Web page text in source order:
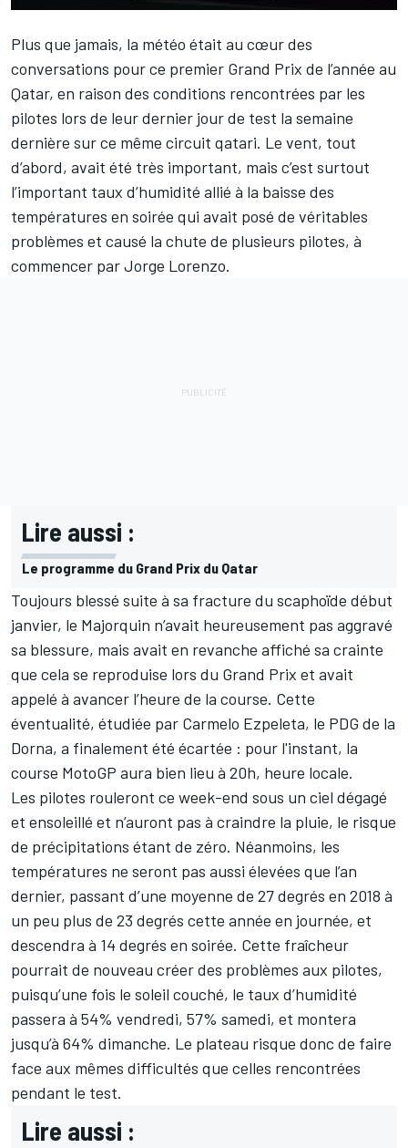
Plus que jamais, la météo était au cœur des
conversations pour ce premier Grand Prix de l’année au
Qatar, en raison des conditions rencontrées par les
pilotes lors de leur dernier jour de test la semaine
dernière sur ce même circuit qatari. Le vent, tout
d’abord, avait été très important, mais c’est surtout
l’important taux d’humidité allié à la baisse des
températures en soirée qui avait posé de véritables
problèmes et causé la chute de plusieurs pilotes, à
commencer parJorge Lorenzo.
Lire aussi :
Le programme du Grand Prix du Qatar
Toujours blessé suite à sa fracture du scaphoïde début
janvier, le Majorquin n’avait heureusement pas aggravé
sa blessure, mais avait en revanche affiché sa crainte
que cela se reproduise lors du Grand Prix et avait
appelé à avancer l’heure de la course. Cette
éventualité, étudiée par Carmelo Ezpeleta, le PDG de la
Dorna, a finalement été écartée : pour l'instant, la
course MotoGP aura bien lieu à 20h, heure locale.
Les pilotes rouleront ce week-end sous un ciel dégagé
et ensoleillé et n’auront pas à craindre la pluie, le risque
de précipitations étant de zéro. Néanmoins, les
températures ne seront pas aussi élevées que l’an
dernier, passant d’une moyenne de 27 degrés en 2018 à
un peu plus de 23 degrés cette année en journée, et
descendra à 14 degrés en soirée. Cette fraîcheur
pourrait de nouveau créer des problèmes aux pilotes,
puisqu’une fois le soleil couché, le taux d’humidité
passera à 54% vendredi, 57% samedi, et montera
jusqu’à 64% dimanche. Le plateau risque donc de faire
face aux mêmes difficultés que celles rencontrées
pendant le test.
Lire aussi :